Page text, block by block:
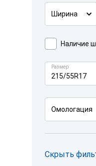
Ширина
Наличие
Размер
215/55R17
Омологация
Скрыть